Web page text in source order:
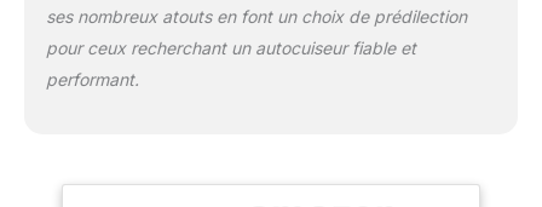
pour une utilisation sans
souci ; garantie de 25
ses nombreux atouts en font un choix de prédilection
pour ceux recherchant un autocuiseur fiable et
performant.